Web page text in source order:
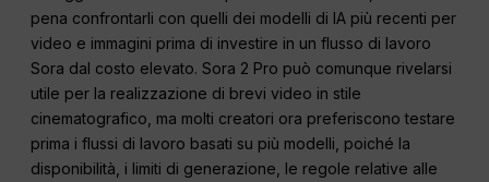
pena confrontarli con quelli dei modelli di IA più recenti per
video e immagini prima di investire in un flusso di lavoro
Sora dal costo elevato. Sora 2 Pro può comunque rivelarsi
utile per la realizzazione di brevi video in stile
cinematografico, ma molti creatori ora preferiscono testare
prima i flussi di lavoro basati su più modelli, poiché la
disponibilità, i limiti di generazione, le regole relative alle